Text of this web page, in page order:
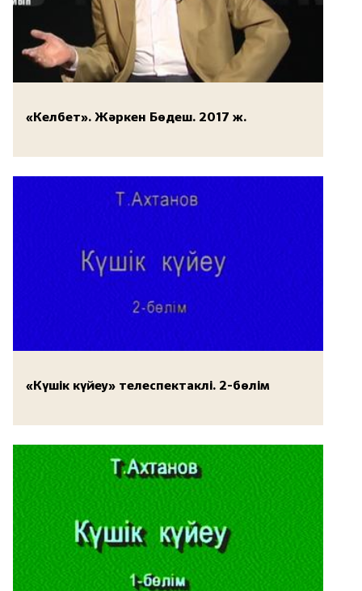
«Келбет». Жәркен Бөдеш. 2017 ж.
«Күшік күйеу» телеспектаклі. 2-бөлім